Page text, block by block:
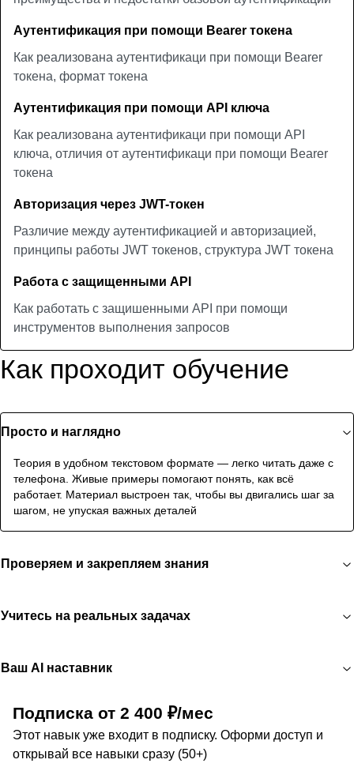
Аутентификация при помощи Bearer токена
Как реализована аутентификаци при помощи Bearer
токена, формат токена
Аутентификация при помощи API ключа
Как реализована аутентификаци при помощи API
ключа, отличия от аутентификаци при помощи Bearer
токена
Авторизация через JWT-токен
Различие между аутентификацией и авторизацией,
принципы работы JWT токенов, структура JWT токена
Работа с защищенными API
Как работать с защишенными API при помощи
инструментов выполнения запросов
Как проходит обучение
Просто и наглядно
Теория в удобном текстовом формате — легко читать даже с
телефона. Живые примеры помогают понять, как всё
работает. Материал выстроен так, чтобы вы двигались шаг за
шагом, не упуская важных деталей
Проверяем и закрепляем знания
Учитесь на реальных задачах
Ваш AI наставник
Подписка от 2 400 ₽/мес
Этот навык уже входит в подписку. Оформи доступ и
открывай все навыки сразу (50+)